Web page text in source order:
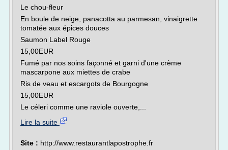
Le chou-fleur
En boule de neige, panacotta au parmesan, vinaigrette
tomatée aux épices douces
Saumon Label Rouge
15,00EUR
Fumé par nos soins façonné et garni d'une crème
mascarpone aux miettes de crabe
Ris de veau et escargots de Bourgogne
15,00EUR
Le céleri comme une raviole ouverte,...
Lire la suite
Site : http://www.restaurantlapostrophe.fr